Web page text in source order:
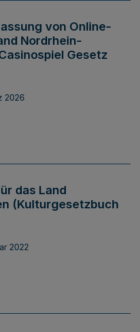
von Online-
Nordrhein-
Gesetz
2026
das Land
(Kulturgesetzbuch
2022